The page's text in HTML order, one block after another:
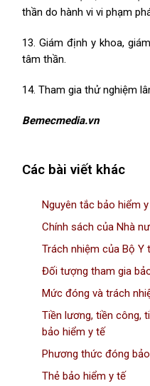
thần do hành vi vi phạm
13. Giám định y khoa,
tâm thần.
14. Tham gia thử nghiệm
Bemecmedia.vn
Các bài viết khác
Nguyên tắc bảo hiểm
Chính sách của Nhà
Trách nhiệm của Bộ Y
Đối tượng tham gia
Mức đóng và trách
Tiền lương, tiền công,
bảo hiểm y tế
Phương thức đóng
Thẻ bảo hiểm y tế